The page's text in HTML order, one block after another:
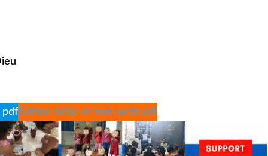
pdfÉdition bébé et tout-petit pdf